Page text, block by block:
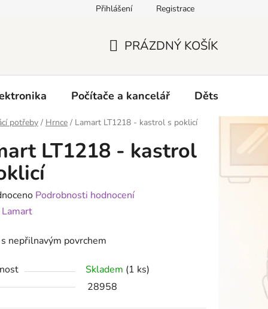
Přihlášení Registrace
KOŠÍK
PRÁZDNÝ KOŠÍK
Počítače a kancelář Dětské zboží
potřeby / Hrnce / Lamart LT1218 - kastrol s poklicí
LT1218 - kastrol
Podrobnosti hodnocení
Lamart
nepřilnavým povrchem
Skladem (1 ks)
28958